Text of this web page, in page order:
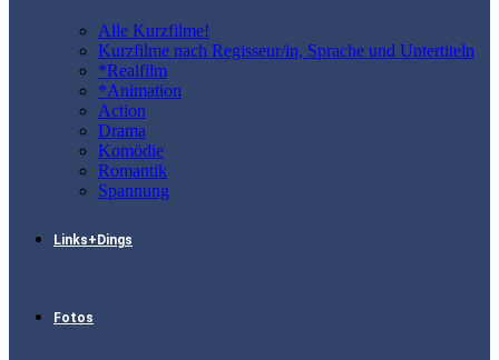
Alle Kurzfilme!
Kurzfilme nach Regisseur/in, Sprache und Untertiteln
*Realfilm
*Animation
Action
Drama
Komödie
Romantik
Spannung
Links+Dings
Fotos